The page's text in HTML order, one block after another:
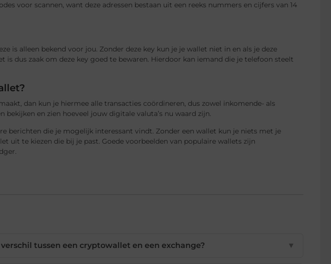
voor scannen, want deze adressen bestaan uit een reeks nummers en cijfers van 14
is alleen bekend voor jou. Zonder deze key kun je je wallet niet in en als je deze
is dus zaak om deze key goed te bewaren. Hierdoor kan iemand die je telefoon steelt
dan kun je hiermee alle transacties coördineren, dus zowel inkomende- als
bekijken en zien hoeveel jouw digitale valuta’s nu waard zijn.
berichten die je mogelijk interessant vindt. Zonder een wallet kun je niets met je
uit te kiezen die bij je past. Goede voorbeelden van populaire wallets zijn
tussen een cryptowallet en een exchange? ▼